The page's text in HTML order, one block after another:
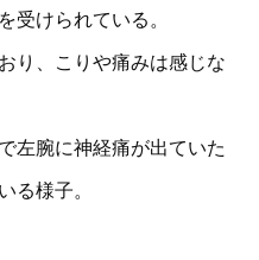
受けられている。
り、こりや痛みは感じな
左腕に神経痛が出ていた
る様子。